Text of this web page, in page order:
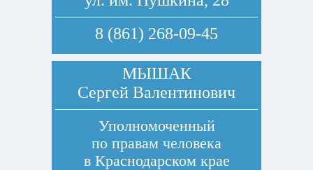
8 (861) 268-09-45
МЫШАК
Сергей Валентинович
Уполномоченный
по правам человека
в Краснодарском крае